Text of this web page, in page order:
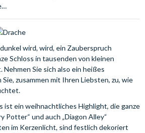
wird, wird, ein Zauberspruch
Schloss in tausenden von kleinen
Sie sich also ein heißes
zusammen mit Ihren Liebsten, zu, wie
ist ein weihnachtliches Highlight, die ganze
Potter“ und auch „Diagon Alley“
im Kerzenlicht, sind festlich dekoriert